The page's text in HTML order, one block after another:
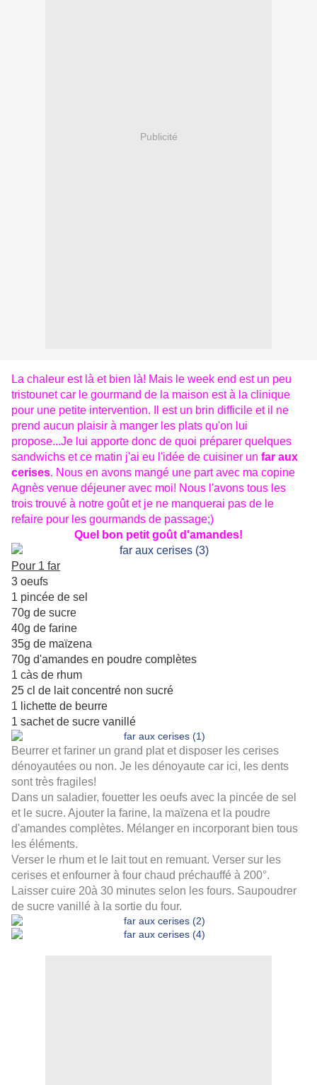
Publicité
La chaleur est là et bien là! Mais le week end est un peu
tristounet car le gourmand de la maison est à la clinique
pour une petite intervention. Il est un brin difficile et il ne
prend aucun plaisir à manger les plats qu'on lui
propose...Je lui apporte donc de quoi préparer quelques
sandwichs et ce matin j'ai eu l'idée de cuisiner un far aux
cerises. Nous en avons mangé une part avec ma copine
Agnès venue déjeuner avec moi! Nous l'avons tous les
trois trouvé à notre goût et je ne manquerai pas de le
refaire pour les gourmands de passage;)
Quel bon petit goût d'amandes!
Pour 1 far
3 oeufs
1 pincée de sel
70g de sucre
40g de farine
35g de maïzena
70g d'amandes en poudre complètes
1 càs de rhum
25 cl de lait concentré non sucré
1 lichette de beurre
1 sachet de sucre vanillé
Beurrer et fariner un grand plat et disposer les cerises
dénoyautées ou non. Je les dénoyaute car ici, les dents
sont très fragiles!
Dans un saladier, fouetter les oeufs avec la pincée de sel
et le sucre. Ajouter la farine, la maïzena et la poudre
d'amandes complètes. Mélanger en incorporant bien tous
les éléments.
Verser le rhum et le lait tout en remuant. Verser sur les
cerises et enfourner à four chaud préchauffé à 200°.
Laisser cuire 20à 30 minutes selon les fours. Saupoudrer
de sucre vanillé à la sortie du four.